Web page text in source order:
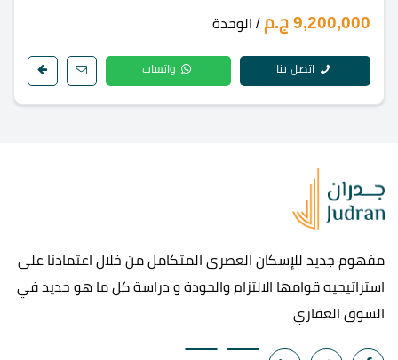
9,200,000 ج.م / الوحدة
اتصل بنا واتساب
مفهوم جديد للإسكان العصرى المتكامل من خلال اعتمادنا على
استراتيجيه قوامها الالتزام والجودة و دراسة كل ما هو جديد في
السوق العقاري